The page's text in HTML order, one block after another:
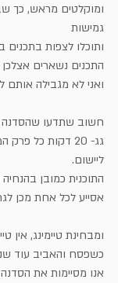
ומוקלטים מראש, כך
גמישות
ותוכלו לצפות בתכנים
התכנים נשארים
ואני לא מגבילה אותם
חשוב שתדעו שהסדנה
גג- 20 דקות כל
ליישום.
התוכנית כמובן
אסייע לכל אחת מכן
ומבחינת טיימינג, אין
כשפסח והאביב עוד
אנו מסיימות את